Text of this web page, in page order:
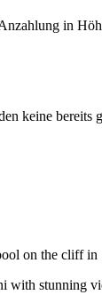
in
keine bereits